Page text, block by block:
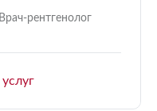
рентгенолог